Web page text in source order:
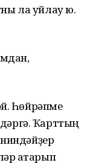
ла уйлау юҡ.
Һɵйрəпме
Ҡарттың
аҡтарып